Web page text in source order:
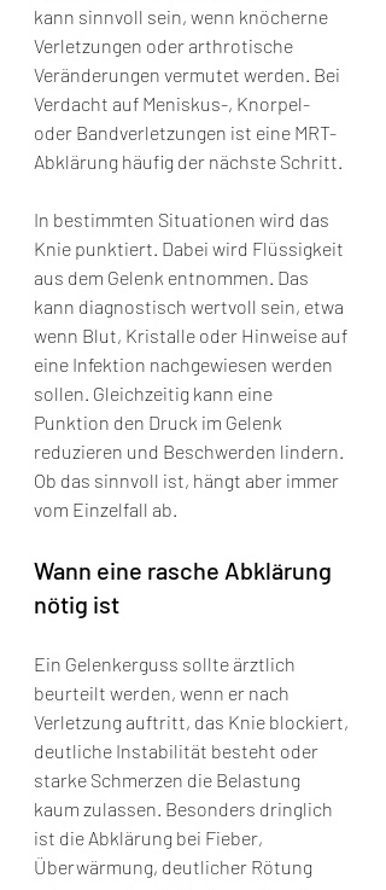
kann sinnvoll sein, wenn knöcherne
Verletzungen oder arthrotische
Veränderungen vermutet werden. Bei
Verdacht auf Meniskus-, Knorpel-
oder Bandverletzungen ist eine MRT-
Abklärung häufig der nächste Schritt.
In bestimmten Situationen wird das
Knie punktiert. Dabei wird Flüssigkeit
aus dem Gelenk entnommen. Das
kann diagnostisch wertvoll sein, etwa
wenn Blut, Kristalle oder Hinweise auf
eine Infektion nachgewiesen werden
sollen. Gleichzeitig kann eine
Punktion den Druck im Gelenk
reduzieren und Beschwerden lindern.
Ob das sinnvoll ist, hängt aber immer
vom Einzelfall ab.
Wann eine rasche Abklärung
nötig ist
Ein Gelenkerguss sollte ärztlich
beurteilt werden, wenn er nach
Verletzung auftritt, das Knie blockiert,
deutliche Instabilität besteht oder
starke Schmerzen die Belastung
kaum zulassen. Besonders dringlich
ist die Abklärung bei Fieber,
Überwärmung, deutlicher Rötung